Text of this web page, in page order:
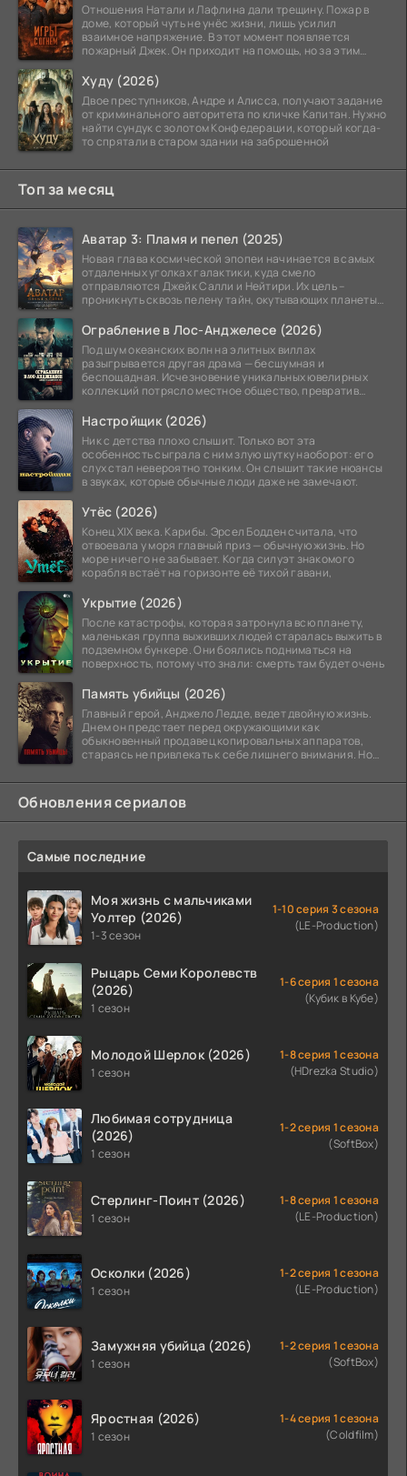
Отношения Натали и Лафлина дали трещину. Пожар в
доме, который чуть не унёс жизни, лишь усилил
взаимное напряжение. В этот момент появляется
пожарный Джек. Он приходит на помощь, но за этим
Худу (2026)
Двое преступников, Андре и Алисса, получают задание
от криминального авторитета по кличке Капитан. Нужно
найти сундук с золотом Конфедерации, который когда-
то спрятали в старом здании на заброшенной
Топ за месяц
Аватар 3: Пламя и пепел (2025)
Новая глава космической эпопеи начинается в самых
отдаленных уголках галактики, куда смело
отправляются Джейк Салли и Нейтири. Их цель –
проникнуть сквозь пелену тайн, окутывающих планеты
Ограбление в Лос-Анджелесе (2026)
Под шум океанских волн на элитных виллах
разыгрывается другая драма — бесшумная и
беспощадная. Исчезновение уникальных ювелирных
коллекций потрясло местное общество, превратив
Настройщик (2026)
Ник с детства плохо слышит. Только вот эта
особенность сыграла с ним злую шутку наоборот: его
слух стал невероятно тонким. Он слышит такие нюансы
в звуках, которые обычные люди даже не замечают.
Утёс (2026)
Конец XIX века. Карибы. Эрсел Бодден считала, что
отвоевала у моря главный приз — обычную жизнь. Но
море ничего не забывает. Когда силуэт знакомого
корабля встаёт на горизонте её тихой гавани,
Укрытие (2026)
После катастрофы, которая затронула всю планету,
маленькая группа выживших людей старалась выжить в
подземном бункере. Они боялись подниматься на
поверхность, потому что знали: смерть там будет очень
Память убийцы (2026)
Главный герой, Анджело Ледде, ведет двойную жизнь.
Днем он предстает перед окружающими как
обыкновенный продавец копировальных аппаратов,
стараясь не привлекать к себе лишнего внимания. Но
Обновления сериалов
Самые последние
Моя жизнь с мальчиками
Уолтер (2026)
1-3 сезон
1-10 серия 3 сезона
(LE-Production)
Рыцарь Семи Королевств
(2026)
1 сезон
1-6 серия 1 сезона
(Кубик в Кубе)
Молодой Шерлок (2026)
1 сезон
1-8 серия 1 сезона
(HDrezka Studio)
Любимая сотрудница
(2026)
1 сезон
1-2 серия 1 сезона
(SoftBox)
Стерлинг-Поинт (2026)
1 сезон
1-8 серия 1 сезона
(LE-Production)
Осколки (2026)
1 сезон
1-2 серия 1 сезона
(LE-Production)
Замужняя убийца (2026)
1 сезон
1-2 серия 1 сезона
(SoftBox)
Яростная (2026)
1 сезон
1-4 серия 1 сезона
(Coldfilm)